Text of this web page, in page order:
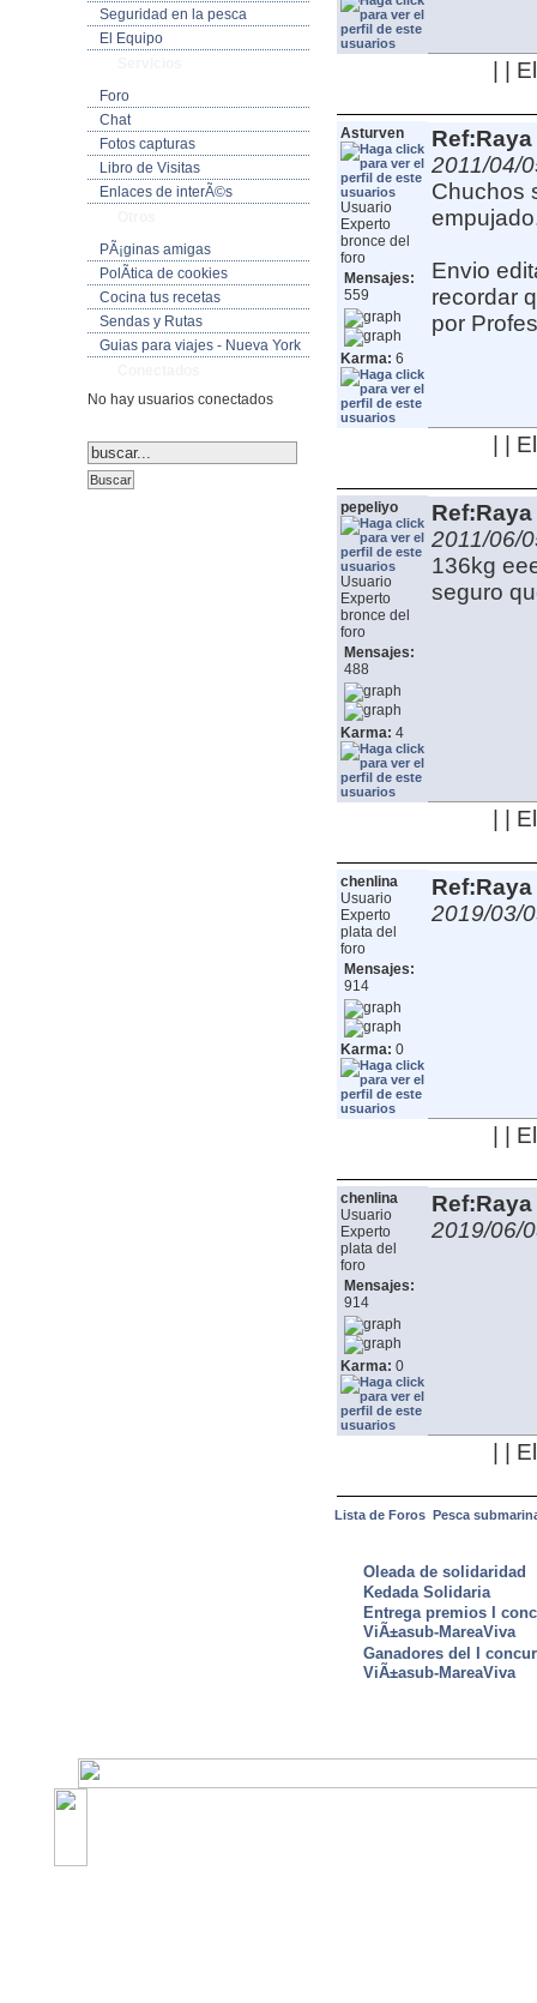
Seguridad en la pesca
El Equipo
Foro
Chat
Fotos capturas
Libro de Visitas
Enlaces de interÃ©s
PÃ¡ginas amigas
PolÃ­tica de cookies
Cocina tus recetas
Sendas y Rutas
Guias para viajes - Nueva York
No hay usuarios conectados
| |
Asturven
Usuario
Experto
bronce del
foro
Mensajes:
559
Karma: 6
2011/04/
Chuchos
Envio
recordar
por
| |
pepeliyo
Usuario
Experto
bronce del
foro
Mensajes:
488
Karma: 4
2011/06/
136kg
seguro
| |
chenlina
Usuario
Experto
plata del
foro
Mensajes:
914
Karma: 0
2019/03/
| |
chenlina
Usuario
Experto
plata del
foro
Mensajes:
914
Karma: 0
2019/06/
| |
Lista de Foros Pesca
Oleada de solidaridad
Kedada Solidaria
Entrega premios I
ViÃ±asub-MareaViva
Ganadores del I
ViÃ±asub-MareaViva